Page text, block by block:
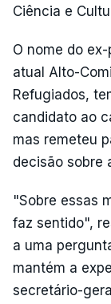
Ciência e
O nome do
atual Alto-
Refugiados,
candidato ao
mas remeteu
decisão sobre
"Sobre essas
faz sentido",
a uma
mantém a
secretário-